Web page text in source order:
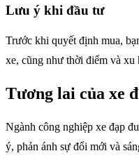
Lưu ý khi đầu tư
Trước khi quyết định mua,
xe, cũng như thời điểm và xu
Tương lai của xe
Ngành công nghiệp xe đạp
ý, phản ánh sự đổi mới và